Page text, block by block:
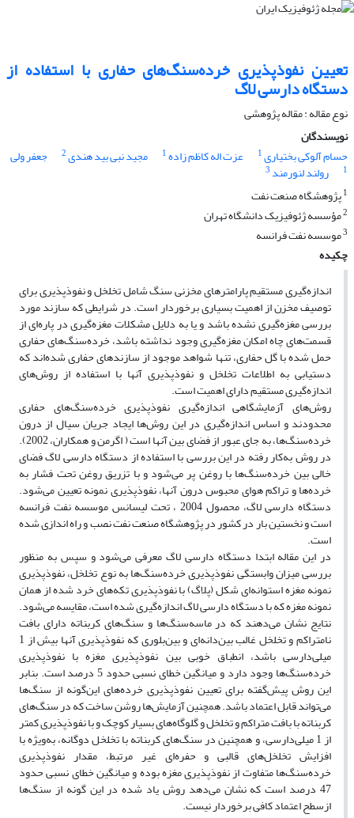
تعیین نفوذپذیری خرده‌سنگ‌های حفاری با استفاده از
دستگاه دارسی لاگ
نوع مقاله : مقاله پژوهشی‌
نویسندگان
حسام آلوکی بختیاری1 عزت اله کاظم زاده1 مجید نبی بید هندی2 جعفر ولی
1 رولند لنورمند 3
1پژوهشگاه صنعت نفت
2مؤسسه ژئوفیزیک دانشگاه تهران
3موسسه نفت فرانسه
چکیده
اندازه‌گیری مستقیم پارامترهای مخزنی سنگ شامل تخلخل و نفوذپذیری برای
توصیف مخزن از اهمیت بسیاری برخوردار است. در شرایطی که سازند مورد
بررسی مغزه‌گیری نشده باشد و یا به دلایل مشکلات مغزه‌گیری در پاره‌ای از
قسمت‌های چاه امکان مغزه‌گیری وجود نداشته باشد، خرده‌سنگ‌های حفاری
حمل شده با گل حفاری، تنها شواهد موجود از سازندهای حفاری شده‌اند که
دستیابی به اطلاعات تخلخل و نفوذپذیری آنها با استفاده از روش‌های
اندازه‌گیری مستقیم دارای اهمیت است.
روش‌های آزمایشگاهی اندازه‌گیری نفوذپذیری خرده‌سنگ‌های حفاری
محدودند و اساس اندازه‌گیری در این روش‌ها ایجاد جریان سیال از درون
خرده‌سنگ‌ها، به جای عبور از فضای بین آنها است ‌‌( اگرمن و همکاران، 2002).
در روش به‌کار رفته در این بررسی با استفاده از دستگاه دارسی لاگ فضای
خالی بین خرده‌سنگ‌ها با روغن پر می‌شود و با تزریق روغن تحت فشار به
خرد‌ه‌ها و تراکم هوای محبوس درون آنها، نفوذپذیری نمونه تعیین می‌شود.
دستگاه دارسی لاگ، محصول 2004 ، تحت لیسانس موسسه نفت فرانسه
است و نخستین بار در کشور در پژوهشگاه صنعت نفت نصب و راه اندازی شده
است.
در این مقاله ابتدا دستگاه دارسی لاگ معرفی می‌شود و سپس به منظور
بررسی میزان وابستگی نفوذپذیری خرده‌سنگ‌ها به نوع تخلخل، نفوذپذیری
نمونه مغزه استوانه‌ای شکل (پلاگ) با نفوذپذیری تکه‌های خرد شده از همان
نمونه مغزه که با دستگاه دارسی لاگ اندازه‌گیری شده است، مقایسه می‌شود.
نتایج نشان می‌دهند که در ماسه‌سنگ‌ها و سنگ‌های کربناته دارای بافت
نامتراکم و تخلخل غالب بین‌دانه‌ای و بین‌بلوری که نفوذپذیری آنها بیش از 1
میلی‌دارسی باشد، انطباق خوبی بین نفوذپذیری مغزه با نفوذپذیری
خرده‌سنگ‌ها وجود دارد و میانگین خطای نسبی حدود 5 درصد است. بنابر
این روش پیش‌گفته برای تعیین نفوذپذیری خرده‌های این‌گونه از سنگ‌ها
می‌تواند قابل اعتماد باشد. همچنین آزمایش‌ها روشن ساخت که در سنگ‌های
کربناته با بافت متراکم و تخلخل و گلوگاه‌های بسیار کوچک و با نفوذپذیری کمتر
از 1 میلی‌دارسی، و همچنین در سنگ‌های کربناته با تخلخل دوگانه، به‌ویژه با
افزایش تخلخل‌های قالبی و حفره‌ای غیر مرتبط، مقدار نفوذپذیری
خرده‌سنگ‌ها متفاوت از نفوذپذیری مغزه بوده و میانگین خطای نسبی حدود
47 درصد است که نشان می‌دهد روش یاد‌ شده در این گونه از سنگ‌ها
ازسطح اعتماد کافی برخوردار نیست.